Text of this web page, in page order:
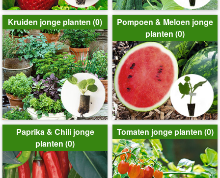
Kruiden jonge planten (0)
Pompoen & Meloen jonge
planten (0)
Paprika & Chili jonge
planten (0)
Tomaten jonge planten (0)